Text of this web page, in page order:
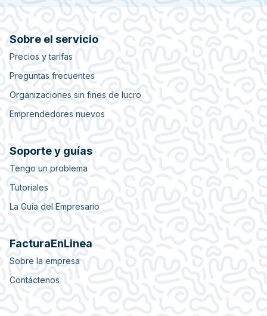
Sobre el servicio
Precios y tarifas
Preguntas frecuentes
Organizaciones sin fines de lucro
Emprendedores nuevos
Soporte y guías
Tengo un problema
Tutoriales
La Guía del Empresario
FacturaEnLinea
Sobre la empresa
Contáctenos